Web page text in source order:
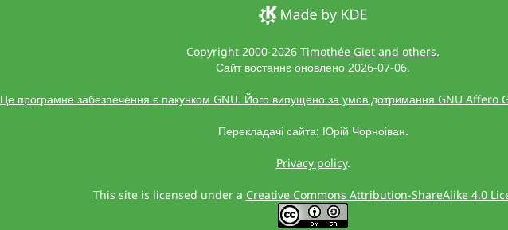
Copyright 2000-2026 Timothée Giet and others.
Сайт востаннє оновлено 2026-07-06.
Це програмне забезпечення є пакунком GNU. Його випущено за умов дотримання GNU Affero
Перекладачі сайта: Юрій Чорноіван.
Privacy policy.
This site is licensed under a Creative Commons Attribution-ShareAlike 4.0